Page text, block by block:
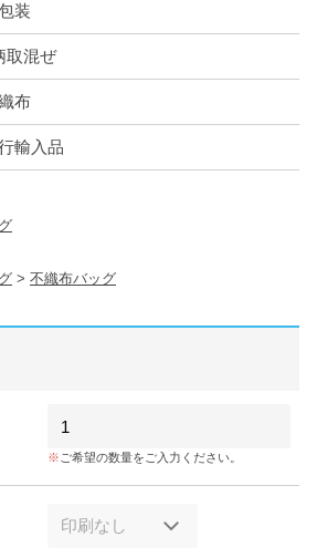
装
取混ぜ
布
輸入品
> 不織布バッグ
ご希望の数量をご入力ください。